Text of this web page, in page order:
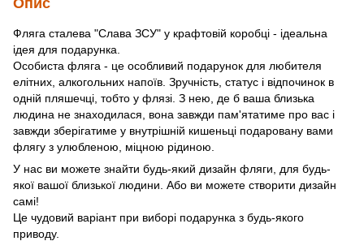
Фляга сталева "Слава ЗСУ" у крафтовій коробці - ідеальна
ідея для подарунка.
Особиста фляга - це особливий подарунок для любителя
елітних, алкогольних напоїв. Зручність, статус і відпочинок в
одній пляшечці, тобто у флязі. З нею, де б ваша близька
людина не знаходилася, вона завжди пам'ятатиме про вас і
завжди зберігатиме у внутрішній кишеньці подаровану вами
флягу з улюбленою, міцною рідиною.
У нас ви можете знайти будь-який дизайн фляги, для будь-
якої вашої близької людини. Або ви можете створити дизайн
самі!
Це чудовий варіант при виборі подарунка з будь-якого
приводу.